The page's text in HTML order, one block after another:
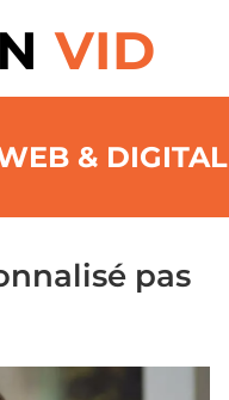
VID
& DIGITAL
pas